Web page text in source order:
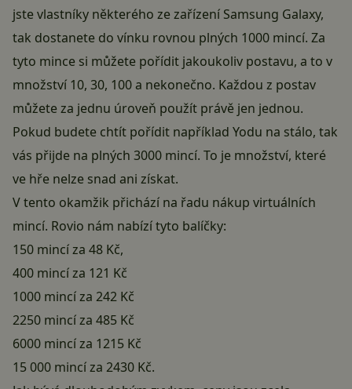
jste vlastníky některého ze zařízení Samsung Galaxy,
tak dostanete do vínku rovnou plných 1000 mincí. Za
tyto mince si můžete pořídit jakoukoliv postavu, a to v
množství 10, 30, 100 a nekonečno. Každou z postav
můžete za jednu úroveň použít právě jen jednou.
Pokud budete chtít pořídit například Yodu na stálo, tak
vás přijde na plných 3000 mincí. To je množství, které
ve hře nelze snad ani získat.
V tento okamžik přichází na řadu nákup virtuálních
mincí. Rovio nám nabízí tyto balíčky:
150 mincí za 48 Kč,
400 mincí za 121 Kč
1000 mincí za 242 Kč
2250 mincí za 485 Kč
6000 mincí za 1215 Kč
15 000 mincí za 2430 Kč.